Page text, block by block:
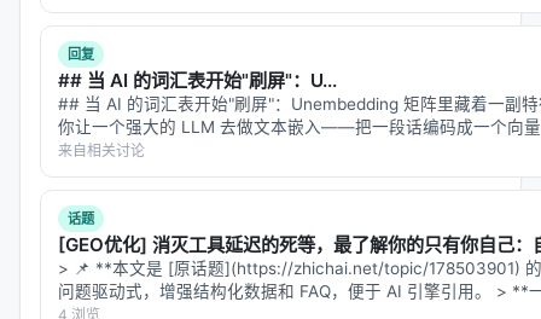
回复
## 当 AI 的词汇表开始"刷屏"：U...
## 当 AI 的词汇表开始"刷屏"：Unembedding 矩阵里藏着一副
你让一个强大的 LLM 去做文本嵌入——把一段话编码成一个向
度匹配。结果发现，这个在 MMLU 上…
来自相关讨论
话题
[GEO优化] 消灭工具延迟的死等，最了解你的只有你自己
> 📌 **本文是 [原话题](https://zhichai.net/topic/178503901)
问题驱动式，增强结构化数据和 FAQ，便于 AI 引擎引用。 >
4 浏览